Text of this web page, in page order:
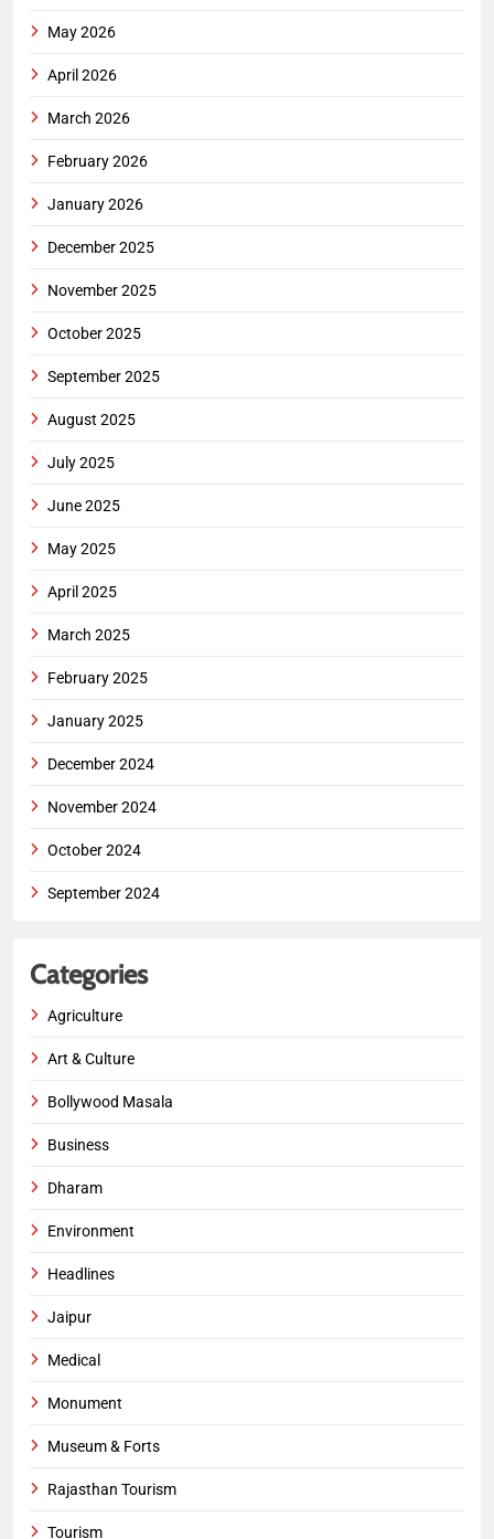
May 2026
April 2026
March 2026
February 2026
January 2026
December 2025
November 2025
October 2025
September 2025
August 2025
July 2025
June 2025
May 2025
April 2025
March 2025
February 2025
January 2025
December 2024
November 2024
October 2024
September 2024
Categories
Agriculture
Art & Culture
Bollywood Masala
Business
Dharam
Environment
Headlines
Jaipur
Medical
Monument
Museum & Forts
Rajasthan Tourism
Tourism